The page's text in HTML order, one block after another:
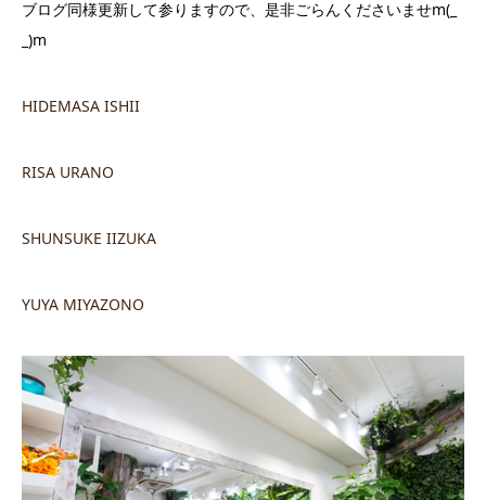
ブログ同様更新して参りますので、是非ごらんくださいませm(_
_)m
HIDEMASA ISHII
RISA URANO
SHUNSUKE IIZUKA
YUYA MIYAZONO